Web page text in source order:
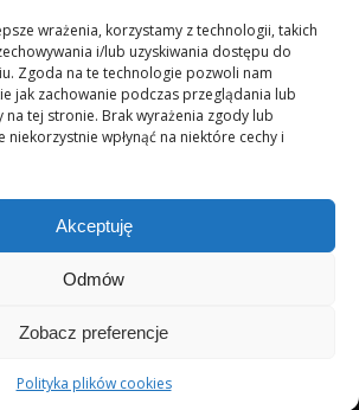
wrażenia, korzystamy z technologii, takich
i/lub uzyskiwania dostępu do
Zgoda na te technologie pozwoli nam
jak zachowanie podczas przeglądania lub
tej stronie. Brak wyrażenia zgody lub
wpłynąć na niektóre cechy i
Akceptuję
Odmów
Zobacz preferencje
Polityka plików cookies
Daria Dudzik. Kocham Cię
17 kwietnia 2026
World